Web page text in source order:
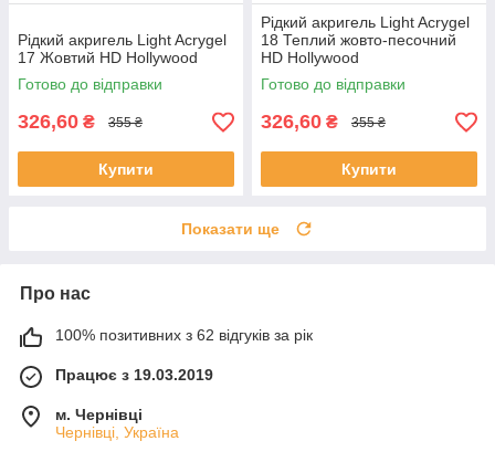
Рідкий акригель Light Acrygel
17 Жовтий HD Hollywood
Готово до відправки
326,60 ₴ 355 ₴
Купити
Рідкий акригель Light Acrygel
18 Теплий жовто-песочний
HD Hollywood
Готово до відправки
326,60 ₴ 355 ₴
Купити
Показати ще
Про нас
100% позитивних з 62 відгуків за рік
Працює з 19.03.2019
м. Чернівці
Чернівці, Україна